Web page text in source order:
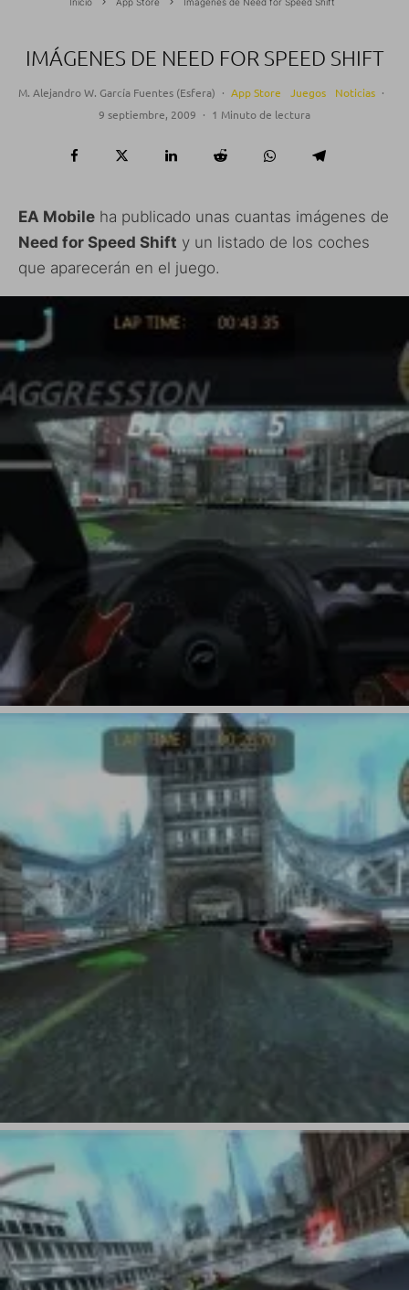
IMÁGENES DE NEED FOR SPEED SHIFT
M. Alejandro W. García Fuentes (Esfera) · App Store Juegos Noticias ·
9 septiembre, 2009 · 1 Minuto de lectura
EA Mobile ha publicado unas cuantas imágenes de
Need for Speed Shift y un listado de los coches
que aparecerán en el juego.